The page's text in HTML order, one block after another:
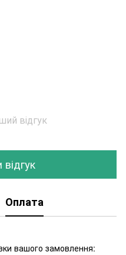
відгук
Оплата
вашого замовлення: